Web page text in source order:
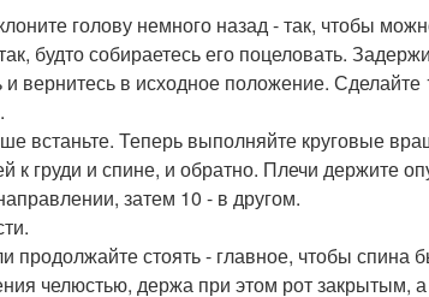
голову немного назад - так, чтобы
будто собираетесь его поцеловать.
и вернитесь в исходное положение. Сделайте
встаньте. Теперь выполняйте круговые
к груди и спине, и обратно. Плечи держите
затем 10 - в другом.
продолжайте стоять - главное, чтобы
челюстью, держа при этом рот закрытым,